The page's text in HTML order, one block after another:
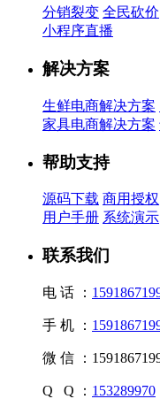
分销裂变 全民砍价
小程序直播
解决方案
生鲜电商解决方案
家具电商解决方案
帮助支持
源码下载 商用授权
用户手册 系统演示
联系我们
电 话 ：
手 机 ：
微 信 ：
Q Q ： 153289970